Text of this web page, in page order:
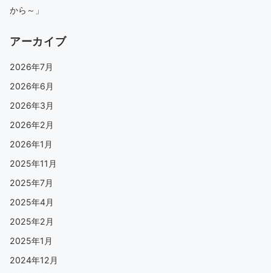
から～」
アーカイブ
2026年7月
2026年6月
2026年3月
2026年2月
2026年1月
2025年11月
2025年7月
2025年4月
2025年2月
2025年1月
2024年12月